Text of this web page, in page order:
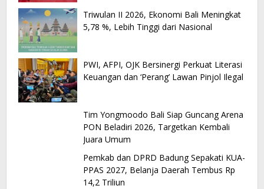
Triwulan II 2026, Ekonomi Bali Meningkat
5,78 %, Lebih Tinggi dari Nasional
PWI, AFPI, OJK Bersinergi Perkuat Literasi
Keuangan dan ‘Perang’ Lawan Pinjol Ilegal
Tim Yongmoodo Bali Siap Guncang Arena
PON Beladiri 2026, Targetkan Kembali
Juara Umum
Pemkab dan DPRD Badung Sepakati KUA-
PPAS 2027, Belanja Daerah Tembus Rp
14,2 Triliun